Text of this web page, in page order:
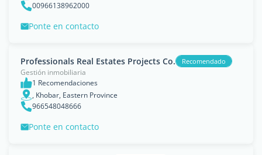
00966138962000
Ponte en contacto
Professionals Real Estates Projects Co. Recomendado
Gestión inmobiliaria
1 Recomendaciones
, Khobar, Eastern Province
966548048666
Ponte en contacto